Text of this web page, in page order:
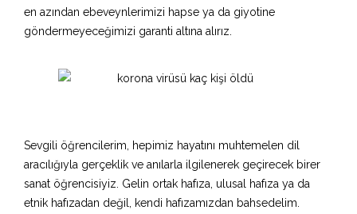
en azından ebeveynlerimizi hapse ya da giyotine
göndermeyeceğimizi garanti altına alırız.
Sevgili öğrencilerim, hepimiz hayatını muhtemelen dil
aracılığıyla gerçeklik ve anılarla ilgilenerek geçirecek birer
sanat öğrencisiyiz. Gelin ortak hafıza, ulusal hafıza ya da
etnik hafızadan değil, kendi hafızamızdan bahsedelim.